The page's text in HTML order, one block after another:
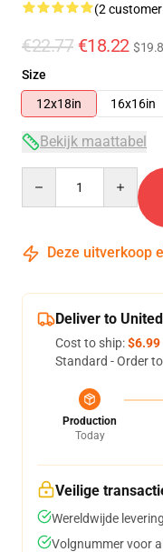
(2
€22.77 €18.22
Size
12x18in
16x16in
Bekijk maattabel
Deze uitverkoop
Deliver to
Cost to ship:$6.99
Standard - Order
Production
Today
Veilige
Wereldwijde
Volgnummer voor